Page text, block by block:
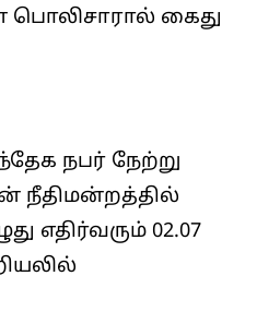
பொலிசாரால் கைது
நபர் நேற்று
நீதிமன்றத்தில்
எதிர்வரும் 02.07